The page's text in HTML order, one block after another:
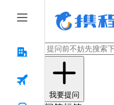
我要提问